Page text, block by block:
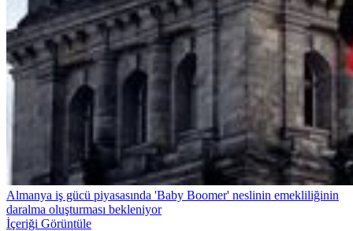
Almanya iş gücü piyasasında 'Baby Boomer' neslinin emekliliğinin
daralma oluşturması bekleniyor
İçeriği Görüntüle